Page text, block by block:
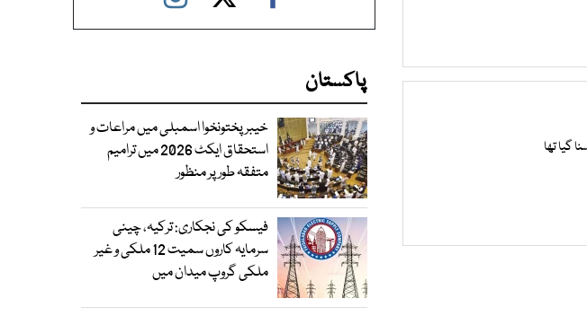
گیا تھا
پاکستان
خیبرپختونخوا اسمبلی میں مراعات و
استحقاق ایکٹ 2026 میں ترامیم
متفقہ طور پر منظور
فیسکو کی نجکاری: ترکیہ، چینی
سرمایہ کاروں سمیت 12 ملکی و غیر
ملکی گروپ میدان میں